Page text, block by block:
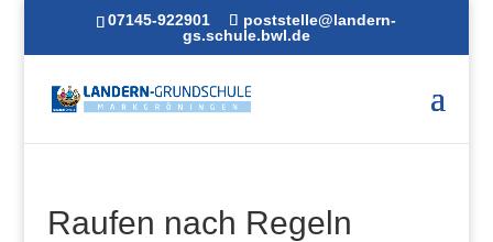
07145-922901
poststelle@landern-
gs.schule.bwl.de
Raufen nach Regeln